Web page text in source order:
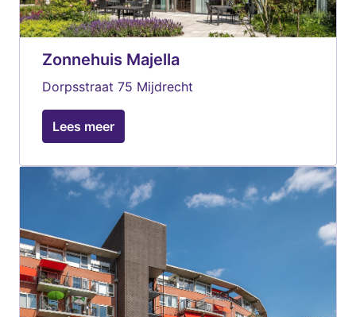
Zonnehuis Majella
Dorpsstraat 75 Mijdrecht
Lees meer